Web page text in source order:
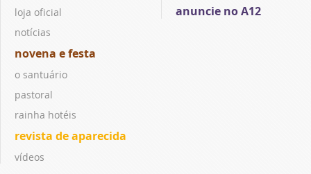
loja oficial
notícias
novena e festa
o santuário
pastoral
rainha hotéis
revista de aparecida
vídeos
anuncie no A12